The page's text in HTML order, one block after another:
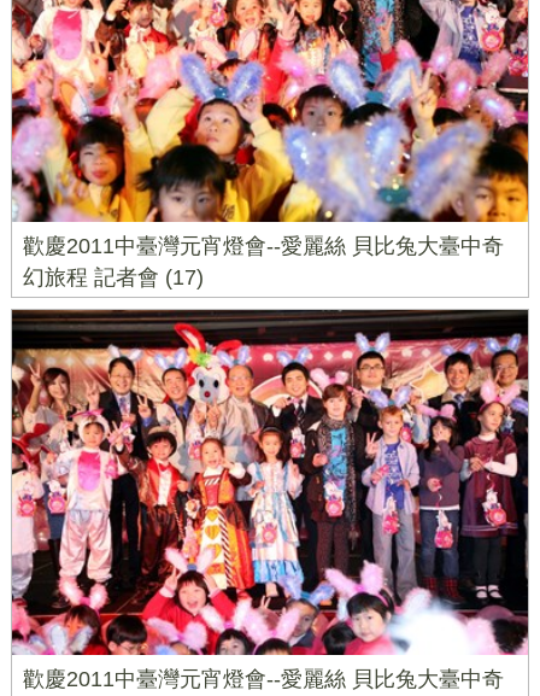
歡慶2011中臺灣元宵燈會--愛麗絲 貝比兔大臺中奇
幻旅程 記者會 (17)
歡慶2011中臺灣元宵燈會--愛麗絲 貝比兔大臺中奇